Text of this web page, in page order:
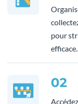
pour
efficace.
02